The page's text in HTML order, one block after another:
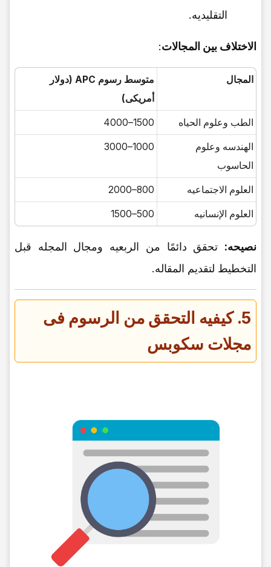
التقلیدیه.
الاختلاف بین المجالات:
المجال
متوسط رسوم APC (دولار
أمریکی)
الطب وعلوم الحیاه 1500–4000
الهندسه وعلوم
الحاسوب
1000–3000
العلوم الاجتماعیه 800–2000
العلوم الإنسانیه 500–1500
نصیحه: تحقق دائمًا من الربعیه ومجال المجله قبل
التخطیط لتقدیم المقاله.
5. کیفیه التحقق من الرسوم فی
مجلات سکوبس